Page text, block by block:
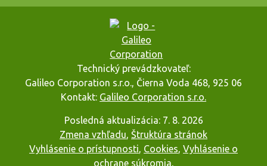
Technický prevádzkovateľ:
Galileo Corporation s.r.o., Čierna Voda 468, 925 06
Kontakt: Galileo Corporation s.r.o.
Posledná aktualizácia: 7. 8. 2026
Zmena vzhľadu Štruktúra stránok
Vyhlásenie o prístupnosti Cookies Vyhlásenie o
ochrane súkromia